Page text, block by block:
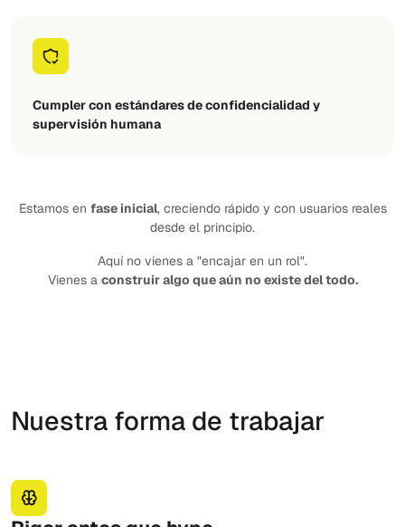
Cumpler con estándares de confidencialidad y
supervisión humana
Estamos en fase inicial, creciendo rápido y con usuarios reales
desde el principio.
Aquí no vienes a "encajar en un rol".
Vienes a construir algo que aún no existe del todo.
Nuestra forma de trabajar